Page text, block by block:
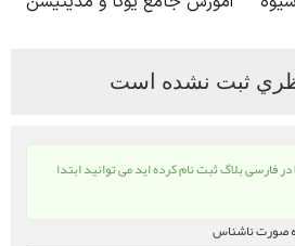
ثبت نشده است
فارسی بلاگ ثبت نام کرده اید می توانید ابتدا
صورت ناشناس